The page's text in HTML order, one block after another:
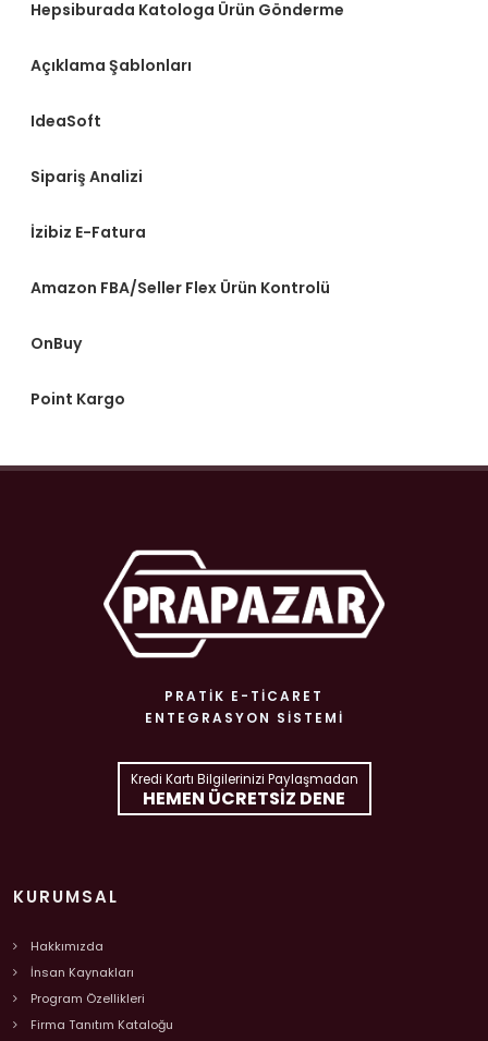
Hepsiburada Katologa Ürün Gönderme
Açıklama Şablonları
IdeaSoft
Sipariş Analizi
İzibiz E-Fatura
Amazon FBA/Seller Flex Ürün Kontrolü
OnBuy
Point Kargo
PRATIK E-TICARET
ENTEGRASYON SISTEMI
Kredi Kartı Bilgilerinizi Paylaşmadan
HEMEN ÜCRETSIZ DENE
KURUMSAL
Hakkımızda
İnsan Kaynakları
Program Özellikleri
Firma Tanıtım Kataloğu